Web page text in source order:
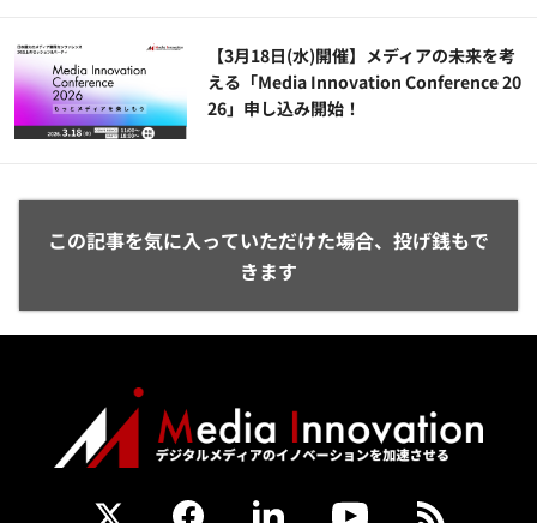
【3月18日(水)開催】メディアの未来を考
える「Media Innovation Conference 20
26」申し込み開始！
この記事を気に入っていただけた場合、投げ銭もで
きます